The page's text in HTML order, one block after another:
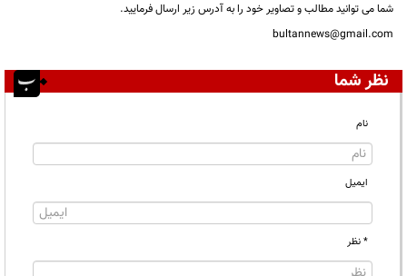
شما می توانید مطالب و تصاویر خود را به آدرس زیر ارسال فرمایید.
bultannews@gmail.com
نظر شما
نام
ایمیل
* نظر